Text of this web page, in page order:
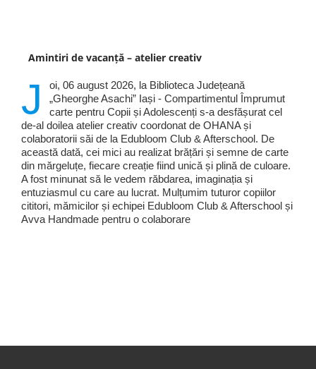
Amintiri de vacanță – atelier creativ
J
oi, 06 august 2026, la Biblioteca Județeană
„Gheorghe Asachi” Iași - Compartimentul Împrumut
carte pentru Copii și Adolescenți s-a desfășurat cel
de-al doilea atelier creativ coordonat de OHANA și
colaboratorii săi de la Edubloom Club & Afterschool. De
această dată, cei mici au realizat brățări și semne de carte
din mărgeluțe, fiecare creație fiind unică și plină de culoare.
A fost minunat să le vedem răbdarea, imaginația și
entuziasmul cu care au lucrat. Mulțumim tuturor copiilor
cititori, mămicilor și echipei Edubloom Club & Afterschool și
Avva Handmade pentru o colaborare